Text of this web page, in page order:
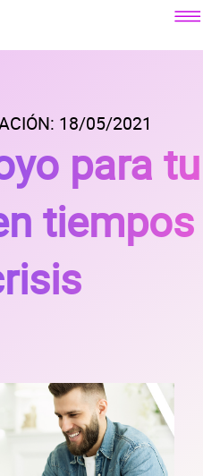
18/05/2021
para tu
tiempos